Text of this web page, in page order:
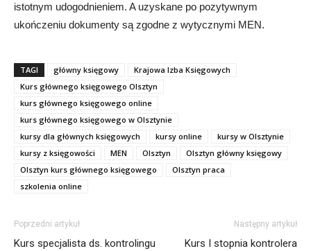
istotnym udogodnieniem. A uzyskane po pozytywnym
ukończeniu dokumenty są zgodne z wytycznymi MEN.
TAGI główny księgowy
Krajowa Izba Księgowych
Kurs głównego księgowego Olsztyn
kurs głównego księgowego online
kurs głównego księgowego w Olsztynie
kursy dla głównych księgowych
kursy online
kursy w Olsztynie
kursy z księgowości
MEN Olsztyn
Olsztyn główny księgowy
Olsztyn kurs głównego księgowego
Olsztyn praca
szkolenia online
Poprzedni artykuł
Kurs specjalista ds. kontrolingu
Następny artykuł
Kurs I stopnia kontrolera